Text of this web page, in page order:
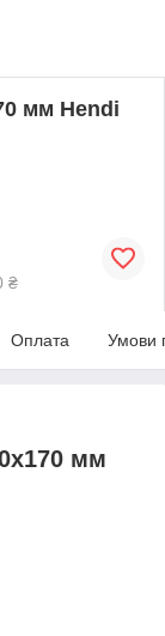
мм Hendi
₴
Оплата Умови
мм